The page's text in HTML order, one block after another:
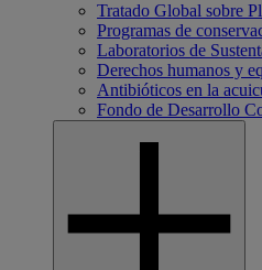
Tratado Global sobre
Programas de
Laboratorios de
Derechos humanos y
Antibióticos en la
Fondo de Desarrollo